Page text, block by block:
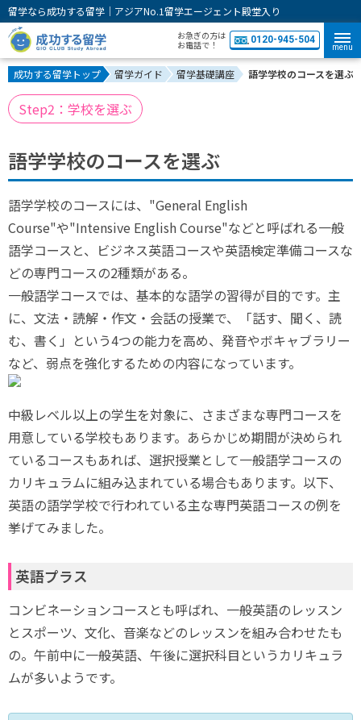
留学なら成功する留学｜アジアNo.1留学エージェント殿堂入り
お急ぎの方は
お電話で！
0120-945-504
menu
成功する留学トップ 留学ガイド 留学基礎講座 語学学校のコースを選ぶ
Step2：学校を選ぶ
語学学校のコースを選ぶ
語学学校のコースには、"General English
Course"や"Intensive English Course"などと呼ばれる一般
語学コースと、ビジネス英語コースや英語検定準備コースな
どの専門コースの2種類がある。
一般語学コースでは、基本的な語学の習得が目的です。主
に、文法・読解・作文・会話の授業で、「話す、聞く、読
む、書く」という4つの能力を高め、発音やボキャブラリー
など、弱点を強化するための内容になっています。
中級レベル以上の学生を対象に、さまざまな専門コースを
用意している学校もあります。あらかじめ期間が決められ
ているコースもあれば、選択授業として一般語学コースの
カリキュラムに組み込まれている場合もあります。以下、
英語の語学学校で行われている主な専門英語コースの例を
挙げてみました。
英語プラス
コンビネーションコースとも呼ばれ、一般英語のレッスン
とスポーツ、文化、音楽などのレッスンを組み合わせたも
の。午前中に一般英語、午後に選択科目というカリキュラ
ムが多いようです。